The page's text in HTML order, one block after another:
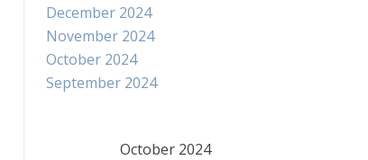
December 2024
November 2024
October 2024
September 2024
October 2024